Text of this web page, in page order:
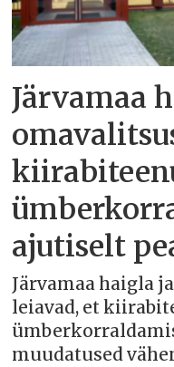
Järvamaa
ajutiselt
Järvamaa haigla
leiavad, et
muudatused